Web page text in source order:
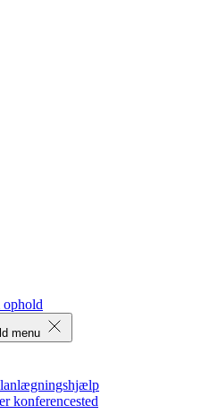
menu
konferencested